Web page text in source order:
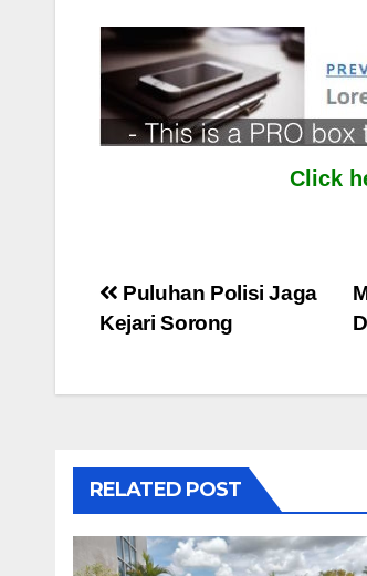
Click
Post
navigation
Puluhan Polisi Jaga
Kejari Sorong
RELATED POST